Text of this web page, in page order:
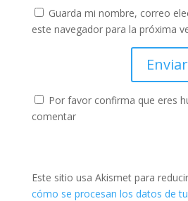
Guarda mi nombre, correo
este navegador para la próxima
Por favor confirma que eres
comentar
Este sitio usa Akismet para
cómo se procesan los datos de